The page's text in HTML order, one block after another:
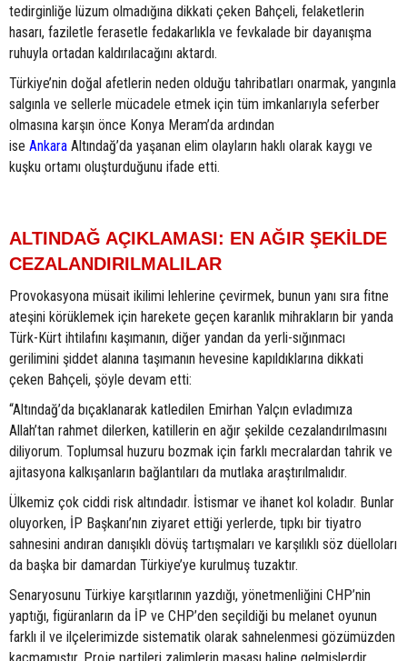
tedirginliğe lüzum olmadığına dikkati çeken Bahçeli, felaketlerin
hasarı, faziletle ferasetle fedakarlıkla ve fevkalade bir dayanışma
ruhuyla ortadan kaldırılacağını aktardı.
Türkiye’nin doğal afetlerin neden olduğu tahribatları onarmak, yangınla
salgınla ve sellerle mücadele etmek için tüm imkanlarıyla seferber
olmasına karşın önce Konya Meram’da ardından
ise Ankara Altındağ’da yaşanan elim olayların haklı olarak kaygı ve
kuşku ortamı oluşturduğunu ifade etti.
ALTINDAĞ AÇIKLAMASI: EN AĞIR ŞEKİLDE
CEZALANDIRILMALILAR
Provokasyona müsait ikilimi lehlerine çevirmek, bunun yanı sıra fitne
ateşini körüklemek için harekete geçen karanlık mihrakların bir yanda
Türk-Kürt ihtilafını kaşımanın, diğer yandan da yerli-sığınmacı
gerilimini şiddet alanına taşımanın hevesine kapıldıklarına dikkati
çeken Bahçeli, şöyle devam etti:
“Altındağ’da bıçaklanarak katledilen Emirhan Yalçın evladımıza
Allah’tan rahmet dilerken, katillerin en ağır şekilde cezalandırılmasını
diliyorum. Toplumsal huzuru bozmak için farklı mecralardan tahrik ve
ajitasyona kalkışanların bağlantıları da mutlaka araştırılmalıdır.
Ülkemiz çok ciddi risk altındadır. İstismar ve ihanet kol koladır. Bunlar
oluyorken, İP Başkanı’nın ziyaret ettiği yerlerde, tıpkı bir tiyatro
sahnesini andıran danışıklı dövüş tartışmaları ve karşılıklı söz düelloları
da başka bir damardan Türkiye’ye kurulmuş tuzaktır.
Senaryosunu Türkiye karşıtlarının yazdığı, yönetmenliğini CHP’nin
yaptığı, figüranların da İP ve CHP’den seçildiği bu melanet oyunun
farklı il ve ilçelerimizde sistematik olarak sahnelenmesi gözümüzden